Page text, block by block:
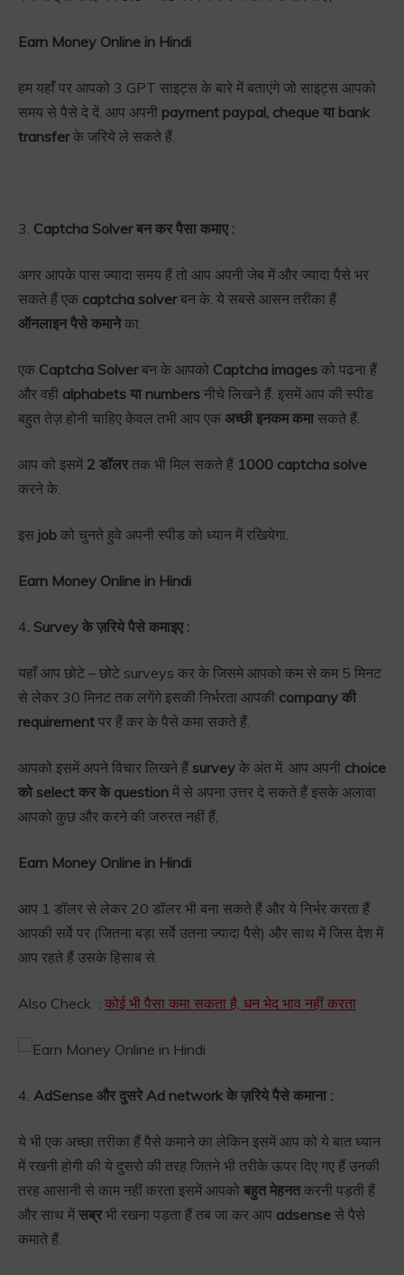
Earn Money Online in Hindi
हम यहाँ पर आपको 3 GPT साइट्स के बारे में बताएंगे जो साइट्स आपको
समय से पैसे दे दें. आप अपनी payment paypal, cheque या bank
transferके जरिये ले सकते हैं.
3. Captcha Solver बन कर पैसा कमाए :
अगर आपके पास ज्यादा समय हैं तो आप अपनी जेब में और ज्यादा पैसे भर
सकते हैं एक captcha solverबन के. ये सबसे आसन तरीका हैं
ऑनलाइन पैसे कमानेका.
एक Captcha Solverबन के आपको Captcha images को पढना हैं
और वही alphabets या numbers नीचे लिखने हैं. इसमें आप की स्पीड
बहुत तेज़ होनी चाहिए केवल तभी आप एक अच्छी इनकम कमासकते हैं.
आप को इसमें 2 डॉलरतक भी मिल सकते हैं 1000 captcha solve
करने के.
इस job को चुनते हुवे अपनी स्पीड को ध्यान में रखियेगा.
Earn Money Online in Hindi
4. Survey के ज़रिये पैसे कमाइए :
यहाँ आप छोटे – छोटे surveys कर के जिसमे आपको कम से कम 5 मिनट
से लेकर 30 मिनट तक लगेंगे इसकी निर्भरता आपकी company की
requirement पर हैं कर के पैसे कमा सकते हैं.
आपको इसमें अपने विचार लिखने हैं survey के अंत में. आप अपनी choice
को select कर के question में से अपना उत्तर दे सकते हैं इसके अलावा
आपको कुछ और करने की जरुरत नहीं हैं,
Earn Money Online in Hindi
आप 1 डॉलर से लेकर 20 डॉलर भी बना सकते हैं और ये निर्भर करता हैं
आपकी सर्वे पर (जितना बड़ा सर्वे उतना ज्यादा पैसे) और साथ में जिस देश में
आप रहते हैं उसके हिसाब से.
Also Check : कोई भी पैसा कमा सकता है, धन भेद भाव नहीं करता
4. AdSense और दुसरे Ad network के ज़रिये पैसे कमाना :
ये भी एक अच्छा तरीका हैं पैसे कमाने का लेकिन इसमें आप को ये बात ध्यान
में रखनी होगी की ये दुसरो की तरह जितने भी तरीके ऊपर दिए गए हैं उनकी
तरह आसानी से काम नहीं करता इसमें आपको बहुत मेहनतकरनी पड़ती हैं
और साथ में सब्रभी रखना पड़ता हैं तब जा कर आप adsense से पैसे
कमाते हैं.